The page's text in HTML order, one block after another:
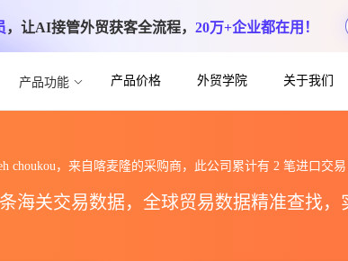
，让AI接管外贸获客全流程， 20万+企业都在用！
产品功能 产品价格 外贸学院 关于我们
choukou，来自喀麦隆的采购商，此公司累计有 2 笔进口交易
海关交易数据，全球贸易数据精准查找